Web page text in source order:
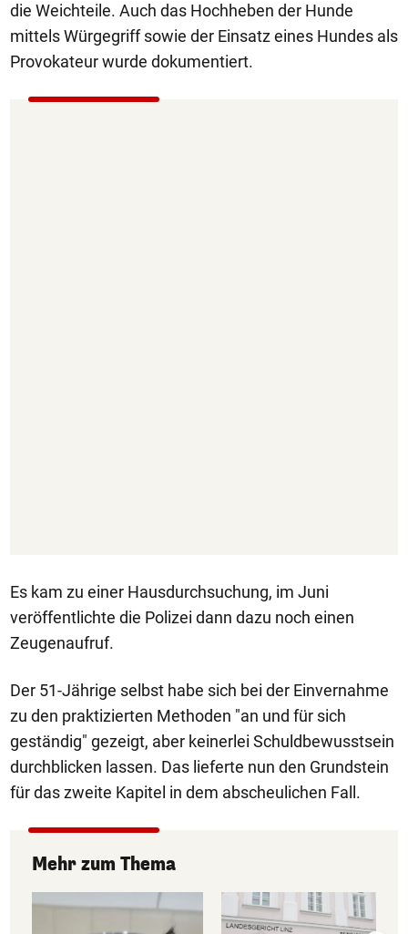
die Weichteile. Auch das Hochheben der Hunde
mittels Würgegriff sowie der Einsatz eines Hundes als
Provokateur wurde dokumentiert.
Es kam zu einer Hausdurchsuchung, im Juni
veröffentlichte die Polizei dann dazu noch einen
Zeugenaufruf.
Der 51-Jährige selbst habe sich bei der Einvernahme
zu den praktizierten Methoden "an und für sich
geständig" gezeigt, aber keinerlei Schuldbewusstsein
durchblicken lassen. Das lieferte nun den Grundstein
für das zweite Kapitel in dem abscheulichen Fall.
Mehr zum Thema